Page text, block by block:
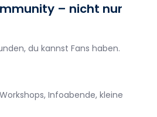
– nicht nur
du kannst Fans haben.
Infoabende, kleine